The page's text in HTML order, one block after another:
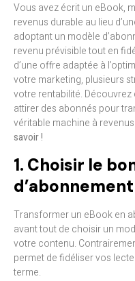
Vous avez écrit un eBook,
revenus durable au lieu
adoptant un modèle
revenu prévisible tout en
d’une offre adaptée à
votre marketing, plusieurs
votre rentabilité.
attirer des abonnés pour
véritable machine à
savoir !
1. Choisir le
d’abonnement
Transformer un eBook en
avant tout de choisir un
votre contenu.
permet de fidéliser vos
terme.